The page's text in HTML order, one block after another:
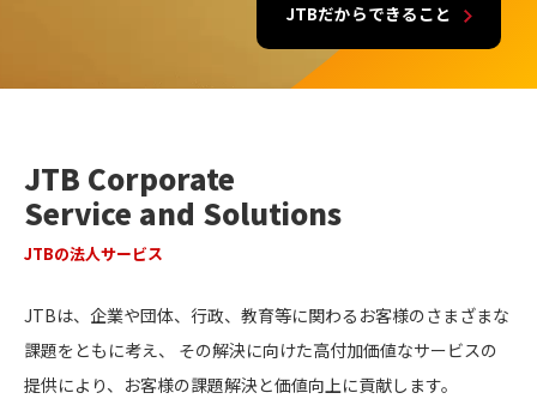
JTBだからできること
JTB Corporate
Service and Solutions
JTBの法人サービス
JTBは、企業や団体、行政、教育等に関わるお客様のさまざまな
課題をともに考え、
その解決に向けた高付加価値なサービスの
提供により、お客様の課題解決と価値向上に貢献します。